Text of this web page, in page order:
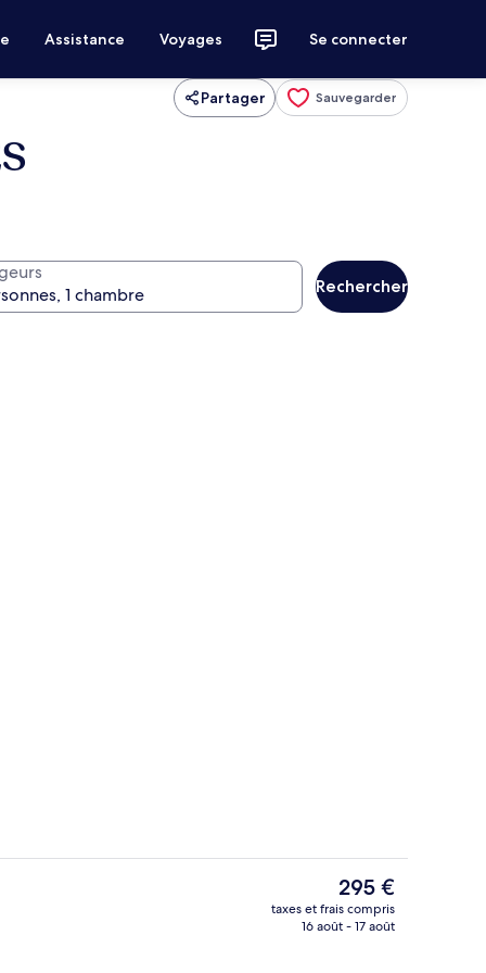
Assistance Voyages Se connecter
Partager Sauvegarder
Rechercher
Le
prix
actuel
295 €
taxes et frais compris
16 août - 17 août